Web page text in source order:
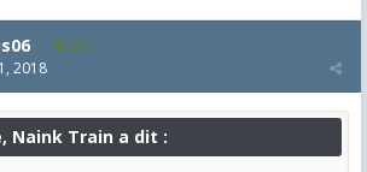
287
2018
Naink Train a dit :